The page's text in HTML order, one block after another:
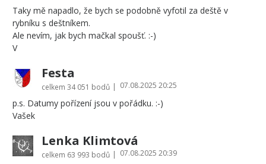
Taky mě napadlo, že bych se podobně vyfotil za deště v
rybníku s deštníkem.
Ale nevím, jak bych mačkal spoušť. :-)
V
Festa
celkem 34 051 bodů | 07.08.2025 20:25
p.s. Datumy pořízení jsou v pořádku. :-)
Vašek
Lenka Klimtová
celkem 63 993 bodů | 07.08.2025 20:39